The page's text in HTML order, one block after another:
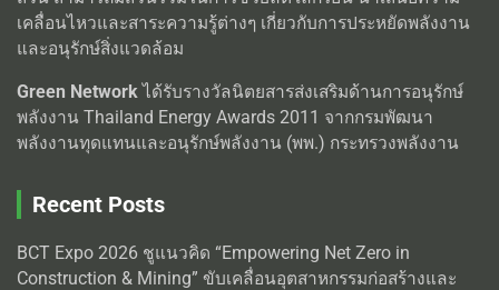
เคลื่อนไหวและสาระความรู้ต่างๆ เกี่ยวกับการประหยัดพลังงาน
และอนุรักษ์สิ่งแวดล้อม
Green Networkได้รับรางวัลนิตยสารส่งเสริมด้านการอนุรักษ์
พลังงาน Thailand Energy Awards 2011 จากกรมพัฒนา
พลังงานทุดแทนและอนุรักษ์พลังงาน (พพ.) กระทรวงพลังงาน
Recent Posts
BCT Expo 2026 ชูแนวคิด “Empowering Net Zero in
Construction & Mining” ขับเคลื่อนอุตสาหกรรมก่อสร้างและ